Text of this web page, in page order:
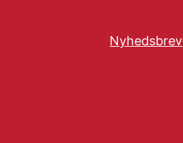
Nyhedsbrev